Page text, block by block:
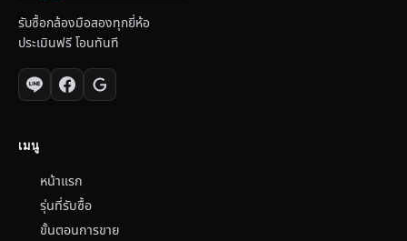
รับซื้อกล้องมือสองทุกยี่ห้อ
ประเมินฟรี โอนทันที
เมนู
หน้าแรก
รุ่นที่รับซื้อ
ขั้นตอนการขาย